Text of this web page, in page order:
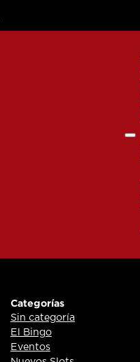
Categorías
Sin categoría
El Bingo
Eventos